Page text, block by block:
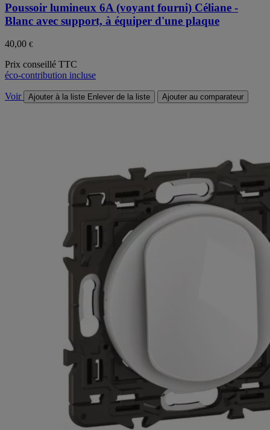
Poussoir lumineux 6A (voyant fourni) Céliane -
Blanc avec support, à équiper d'une plaque
40,00 €
Prix conseillé TTC
éco-contribution incluse
Voir Ajouter à la liste Enlever de la liste Ajouter au comparateur